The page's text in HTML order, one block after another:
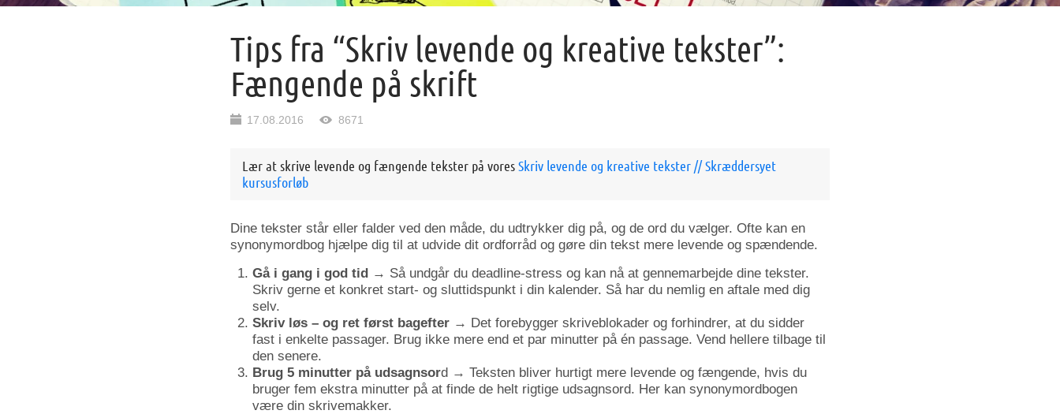
Tips fra “Skriv levende og kreative tekster”:
Fængende på skrift
17.08.2016 8671
Lær at skrive levende og fængende tekster på voresSkriv levende og kreative tekster // Skræddersyet
kursusforløb
Dine tekster står eller falder ved den måde, du udtrykker dig på, og de ord du vælger. Ofte kan en
synonymordbog hjælpe dig til at udvide dit ordforråd og gøre din tekst mere levende og spændende.
Gå i gang i god tid → Så undgår du deadline-stress og kan nå at gennemarbejde dine tekster.
Skriv gerne et konkret start- og sluttidspunkt i din kalender. Så har du nemlig en aftale med dig
selv.
Skriv løs – og ret først bagefter → Det forebygger skriveblokader og forhindrer, at du sidder
fast i enkelte passager. Brug ikke mere end et par minutter på én passage. Vend hellere tilbage til
den senere.
Brug 5 minutter på udsagnsord → Teksten bliver hurtigt mere levende og fængende, hvis du
bruger fem ekstra minutter på at finde de helt rigtige udsagnsord. Her kan synonymordbogen
være din skrivemakker.